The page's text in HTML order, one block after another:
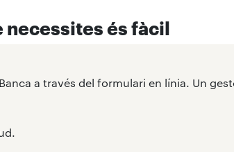
necessites és fàcil
a través del formulari en línia. Un